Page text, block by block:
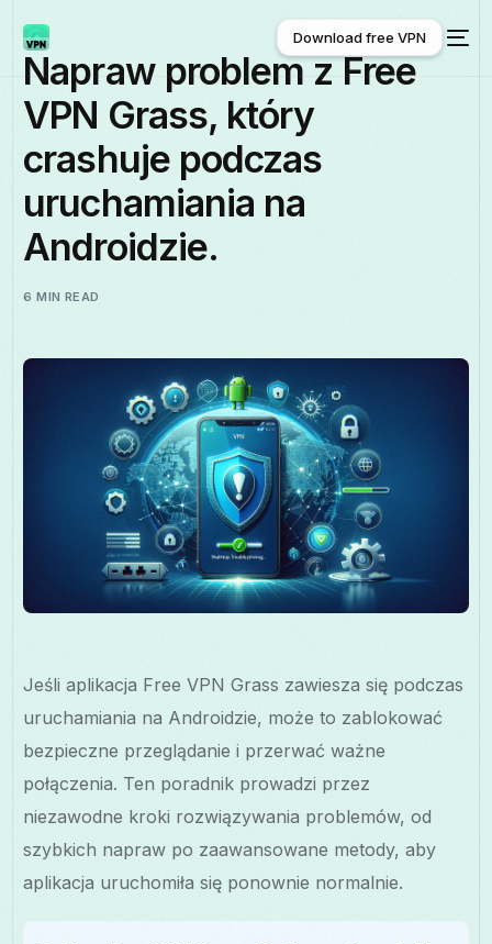
Download free VPN
Download free VPN
Napraw problem z Free
VPN Grass, który
crashuje podczas
uruchamiania na
Androidzie.
6 MIN READ
Jeśli aplikacja Free VPN Grass zawiesza się podczas
uruchamiania na Androidzie, może to zablokować
bezpieczne przeglądanie i przerwać ważne
połączenia. Ten poradnik prowadzi przez
niezawodne kroki rozwiązywania problemów, od
szybkich napraw po zaawansowane metody, aby
aplikacja uruchomiła się ponownie normalnie.